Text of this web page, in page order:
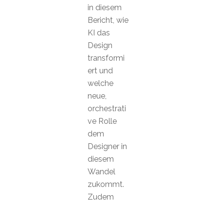
in diesem
Bericht, wie
KI das
Design
transformi
ert und
welche
neue,
orchestrati
ve Rolle
dem
Designer in
diesem
Wandel
zukommt.
Zudem